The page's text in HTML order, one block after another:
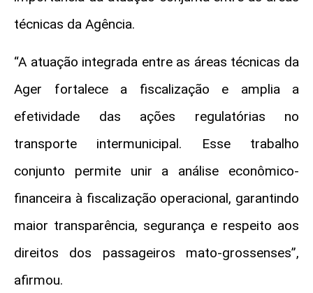
técnicas da Agência.
“A atuação integrada entre as áreas técnicas da
Ager fortalece a fiscalização e amplia a
efetividade das ações regulatórias no
transporte intermunicipal. Esse trabalho
conjunto permite unir a análise econômico-
financeira à fiscalização operacional, garantindo
maior transparência, segurança e respeito aos
direitos dos passageiros mato-grossenses”,
afirmou.